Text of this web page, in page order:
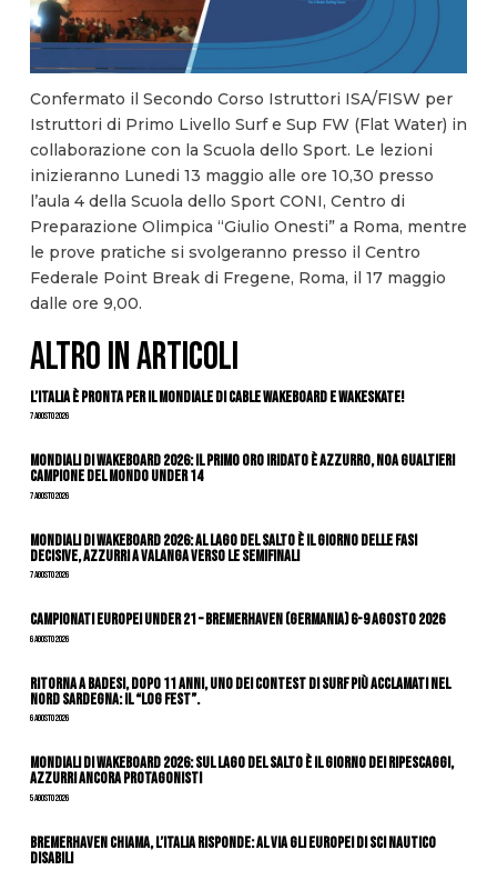
Confermato il Secondo Corso Istruttori ISA/FISW per
Istruttori di Primo Livello Surf e Sup FW (Flat Water) in
collaborazione con la Scuola dello Sport. Le lezioni
inizieranno Lunedi 13 maggio alle ore 10,30 presso
l’aula 4 della Scuola dello Sport CONI, Centro di
Preparazione Olimpica “Giulio Onesti” a Roma, mentre
le prove pratiche si svolgeranno presso il Centro
Federale Point Break di Fregene, Roma, il 17 maggio
dalle ore 9,00.
ALTRO IN ARTICOLI
L’Italia è pronta per il Mondiale di Cable Wakeboard e Wakeskate!
7 Agosto 2026
Mondiali di Wakeboard 2026: il primo oro iridato è azzurro, Noa Gualtieri
campione del mondo Under 14
7 Agosto 2026
Mondiali di Wakeboard 2026: al Lago del Salto è il giorno delle fasi
decisive, azzurri a valanga verso le semifinali
7 Agosto 2026
Campionati Europei Under 21 – Bremerhaven (Germania) 6-9 agosto 2026
6 Agosto 2026
Ritorna a Badesi, dopo 11 anni, uno dei contest di surf più acclamati nel
nord Sardegna: il “Log Fest”.
6 Agosto 2026
Mondiali di Wakeboard 2026: sul Lago del Salto è il giorno dei ripescaggi,
azzurri ancora protagonisti
5 Agosto 2026
Bremerhaven chiama, l’Italia risponde: al via gli Europei di Sci Nautico
Disabili